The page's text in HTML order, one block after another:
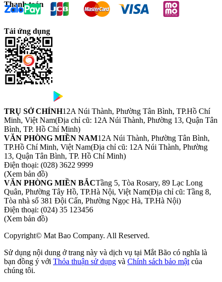
Thanh toán
Tải ứng dụng
TRỤ SỞ CHÍNH12A Núi Thành, Phường Tân Bình, TP.Hồ Chí
Minh, Việt Nam(Địa chỉ cũ: 12A Núi Thành, Phường 13, Quận Tân
Bình, TP. Hồ Chí Minh)
VĂN PHÒNG MIỀN NAM12A Núi Thành, Phường Tân Bình,
TP.Hồ Chí Minh, Việt Nam(Địa chỉ cũ: 12A Núi Thành, Phường
13, Quận Tân Bình, TP. Hồ Chí Minh)
Điện thoại: (028) 3622 9999
(Xem bản đồ)
VĂN PHÒNG MIỀN BẮCTầng 5, Tòa Rosary, 89 Lạc Long
Quân, Phường Tây Hồ, TP.Hà Nội, Việt Nam(Địa chỉ cũ: Tầng 8,
Tòa nhà số 381 Đội Cấn, Phường Ngọc Hà, TP.Hà Nội)
Điện thoại: (024) 35 123456
(Xem bản đồ)
Copyright© Mat Bao Company. All Reserved.
Sử dụng nội dung ở trang này và dịch vụ tại Mắt Bão có nghĩa là
bạn đồng ý với Thỏa thuận sử dụng và Chính sách bảo mật của
chúng tôi.